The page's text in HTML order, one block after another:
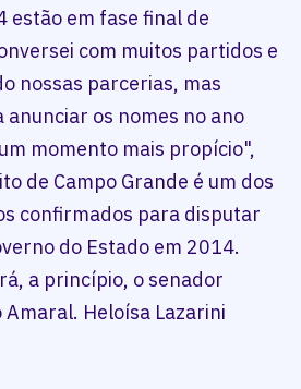
estão em fase final de
com muitos partidos e
nossas parcerias, mas
os nomes no ano
momento mais propício",
de Campo Grande é um dos
confirmados para disputar
do Estado em 2014.
a princípio, o senador
Heloísa Lazarini